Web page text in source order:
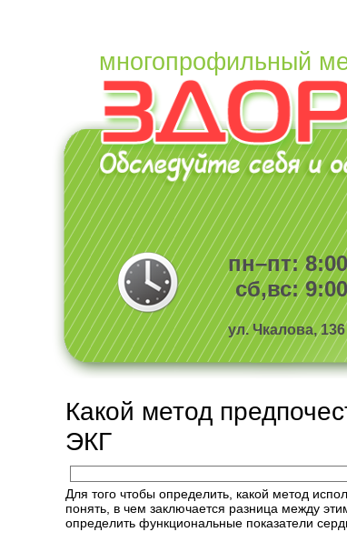
многопрофильный
пн–пт:
сб,вс:
ул. Чкалова, 136
Какой метод
ЭКГ
Для того чтобы определить, какой метод
понять, в чем заключается разница между
определить функциональные показатели